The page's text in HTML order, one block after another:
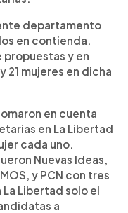
departamento
en contienda.
y en
21 mujeres en dicha
en cuenta
en La Libertad
cada uno.
Nuevas Ideas,
y PCN con tres
Libertad solo el
a